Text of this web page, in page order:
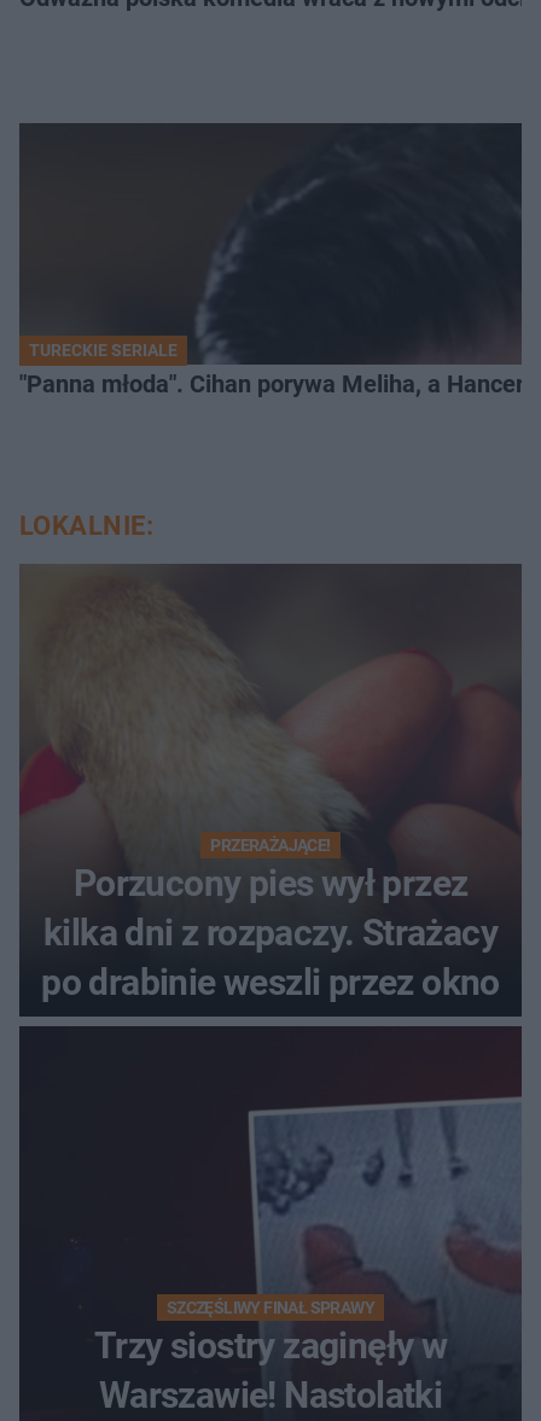
TURECKIE SERIALE
"Panna młoda". Cihan porywa Meliha, a
LOKALNIE:
PRZERAŻAJĄCE!
Porzucony pies wył przez
kilka dni z rozpaczy. Strażacy
po drabinie weszli przez okno
SZCZĘŚLIWY FINAŁ SPRAWY
Trzy siostry zaginęły w
Warszawie! Nastolatki